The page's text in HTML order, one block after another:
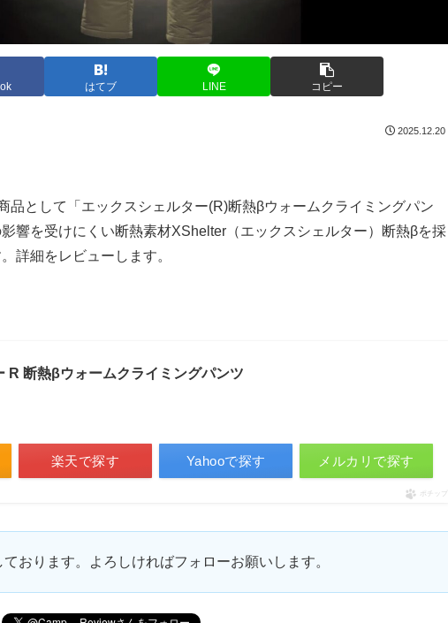
はてブ LINE コピー
2025.12.20
品として「エックスシェルター(R)断熱βウォームクライミングパン
響を受けにくい断熱素材XShelter（エックスシェルター）断熱βを採
詳細をレビューします。
R 断熱βウォームクライミングパンツ
楽天で探す Yahooで探す メルカリで探す
ポチップ
おります。よろしければフォローお願いします。